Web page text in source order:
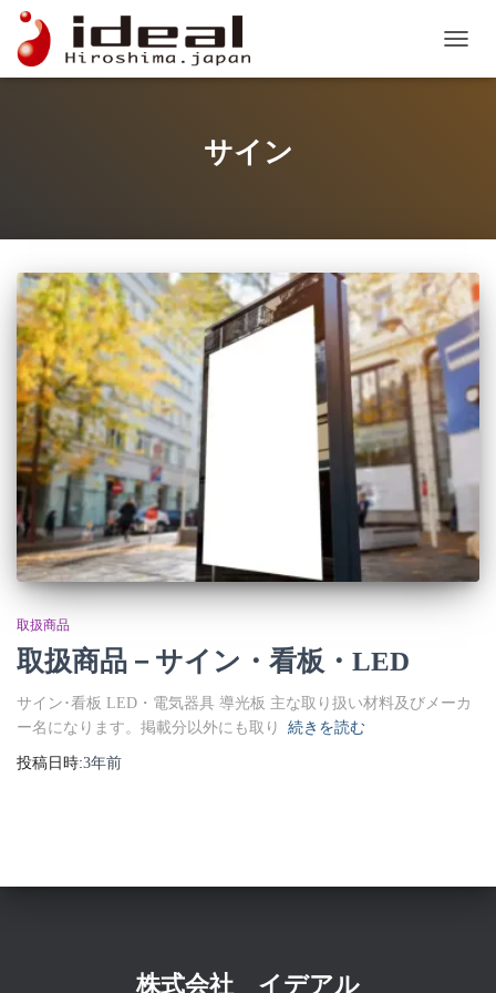
サイン
取扱商品
取扱商品－サイン・看板・LED
サイン･看板 LED・電気器具 導光板 主な取り扱い材料及びメーカ
ー名になります。掲載分以外にも取り
続きを読む
投稿日時:3年前
株式会社 イデアル